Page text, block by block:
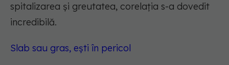
spitalizarea și greutatea, corelația s-a dovedit
incredibilă.
Slab sau gras, ești în pericol